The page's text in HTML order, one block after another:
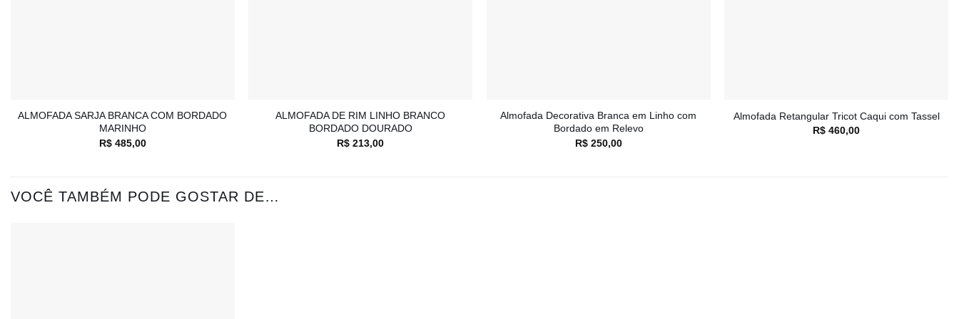
ALMOFADA SARJA BRANCA COM BORDADO
MARINHO
R$485,00
ALMOFADA DE RIM LINHO BRANCO
BORDADO DOURADO
R$ 213,00
Almofada Decorativa Branca em Linho com
Bordado em Relevo
R$250,00
Almofada Retangular Tricot Caqui com Tassel
R$ 460,00
VOCÊ TAMBÉM PODE GOSTAR DE…